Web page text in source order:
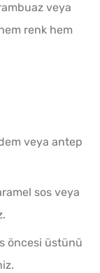
veya
renk hem
veya antep
sos veya
öncesi üstünü